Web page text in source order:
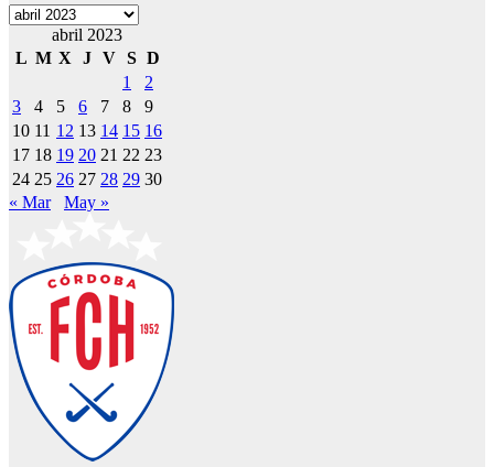
Archivos
abril 2023
L M X J V S D
1
2
3
4 5 6 7 8
9
10 11 12 13 14 15 16
17 18 19 20 21 22 23
24 25 26 27 28 29 30
« Mar
May »